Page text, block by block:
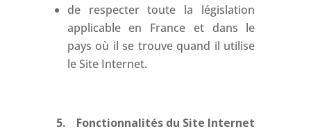
de respecter toute la législation
applicable en France et dans le
pays où il se trouve quand il utilise
le Site Internet.
5. Fonctionnalités du Site Internet